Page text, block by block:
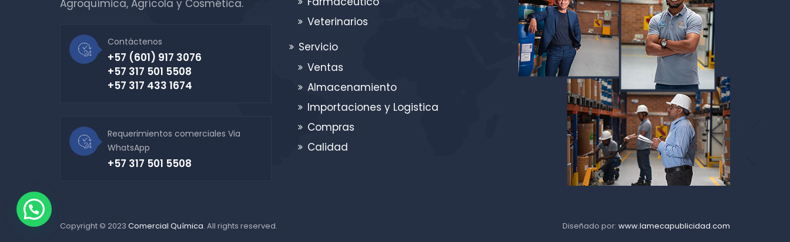
Agroquímica, Agrícola y Cosmética.
Contáctenos
+57 (601) 917 3076
+57 317 501 5508
+57 317 433 1674
Requerimientos comerciales Via
WhatsApp
+57 317 501 5508
Veterinarios
Servicio
Ventas
Almacenamiento
Importaciones y Logistica
Compras
Calidad
Copyright © 2023 Comercial Química. All rights reserved. Diseñado por: www.lamecapublicidad.com